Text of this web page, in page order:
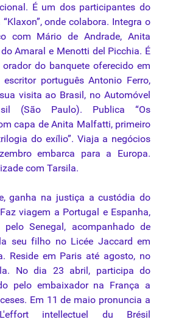
É um dos participantes do
onde colabora. Integra o
com Mário de Andrade, Anita
Amaral e Menotti del Picchia. É
do banquete oferecido em
português Antonio Ferro,
visita ao Brasil, no Automóvel
(São Paulo). Publica “Os
capa de Anita Malfatti, primeiro
do exílio”. Viaja a negócios
embarca para a Europa.
com Tarsila.
ganha na justiça a custódia do
viagem a Portugal e Espanha,
Senegal, acompanhado de
seu filho no Licée Jaccard em
Reside em Paris até agosto, no
No dia 23 abril, participa do
pelo embaixador na França a
Em 11 de maio pronuncia a
intellectuel du Brésil